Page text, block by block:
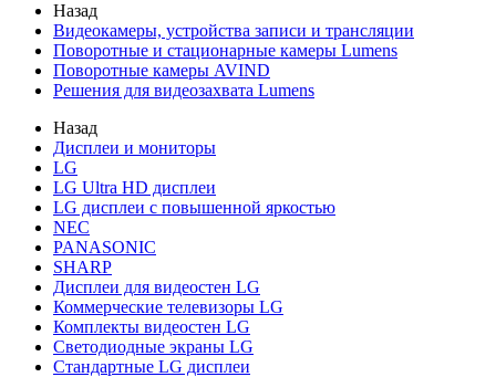
Назад
Видеокамеры, устройства записи и трансляции
Поворотные и стационарные камеры Lumens
Поворотные камеры AVIND
Решения для видеозахвата Lumens
Назад
Дисплеи и мониторы
LG
LG Ultra HD дисплеи
LG дисплеи с повышенной яркостью
NEC
PANASONIC
SHARP
Дисплеи для видеостен LG
Коммерческие телевизоры LG
Комплекты видеостен LG
Светодиодные экраны LG
Стандартные LG дисплеи